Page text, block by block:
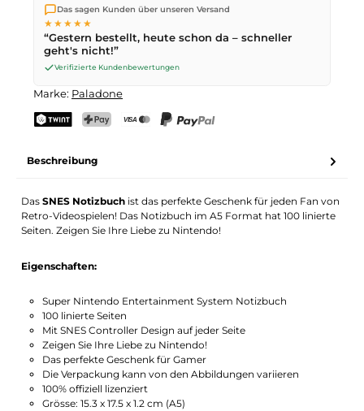
Dein Name E-Mail-Adresse
Anfrage senden
Wir versenden direkt aus unserem Lager in Kriens. Ab
ist die Lieferung kostenlos. Bestellungen bis
werden noch am selben Tag versendet – Zustellung am
nächsten Werktagmit der Schweizerischen Post.
Das sagen Kunden über unseren Versand
★★★★★
“Gestern bestellt, heute schon da – schneller
geht's nicht!”
Verifizierte Kundenbewertungen
Marke: Paladone
Beschreibung
DasSNES Notizbuch ist das perfekte Geschenk für jeden Fan von
Retro-Videospielen! Das Notizbuch im A5 Format hat 100 linierte
Seiten. Zeigen Sie Ihre Liebe zu Nintendo!
Eigenschaften:
Super Nintendo Entertainment System Notizbuch
100 linierte Seiten
Mit SNES Controller Design auf jeder Seite
Zeigen Sie Ihre Liebe zu Nintendo!
Das perfekte Geschenk für Gamer
Die Verpackung kann von den Abbildungen variieren
100% offiziell lizenziert
Grösse: 15.3 x 17.5 x 1.2 cm (A5)